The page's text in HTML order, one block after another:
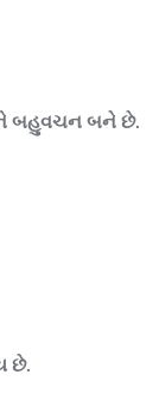
અને બહુવચન બને છે.
છે.